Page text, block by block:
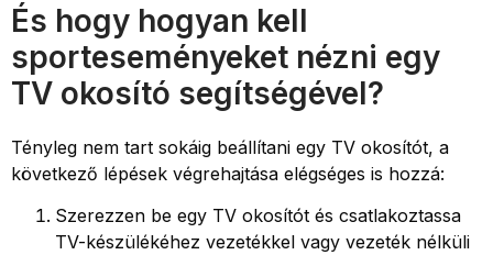
És hogy hogyan kell
sporteseményeket nézni egy
TV okosító segítségével?
Tényleg nem tart sokáig beállítani egy TV okosítót, a
következő lépések végrehajtása elégséges is hozzá:
Szerezzen be egy TV okosítót és csatlakoztassa
TV-készülékéhez vezetékkel vagy vezeték nélküli